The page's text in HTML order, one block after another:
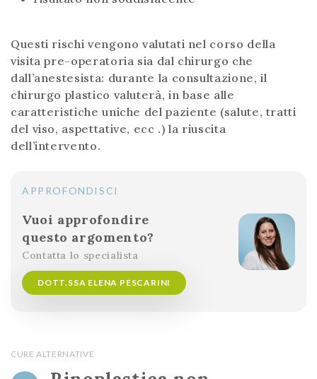
Questi rischi vengono valutati nel corso della
visita pre-operatoria sia dal chirurgo che
dall’anestesista: durante la consultazione, il
chirurgo plastico valuterà, in base alle
caratteristiche uniche del paziente (salute, tratti
del viso, aspettative, ecc .) la riuscita
dell’intervento.
APPROFONDISCI
Vuoi approfondire
questo argomento?
Contatta lo specialista
DOTT.SSA ELENA PESCARINI
CURE ALTERNATIVE